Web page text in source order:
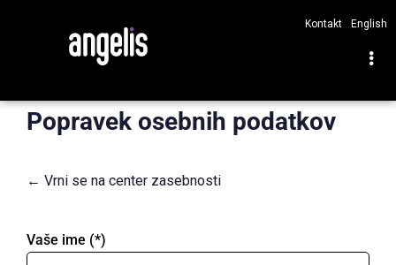
Kontakt English
Popravek osebnih podatkov
← Vrni se na center zasebnosti
Vaše ime (*)